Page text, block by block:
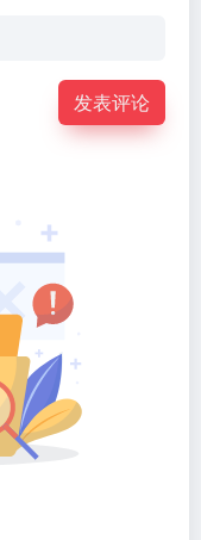
发表评论